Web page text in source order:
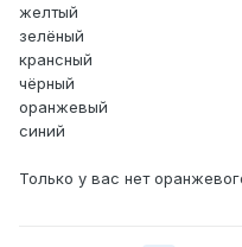
желтый
зелёный
крансный
чёрный
оранжевый
синий
Только у вас нет